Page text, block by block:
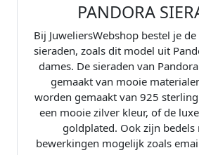
M
o
u
s
e
F
e
e
s
PANDORA
Bij JuweliersWebshop bestel je
sieraden, zoals dit model uit
dames. De sieraden van
gemaakt van mooie
worden gemaakt van 925
een mooie zilver kleur, of de
goldplated. Ook zijn bedels
bewerkingen mogelijk zoals